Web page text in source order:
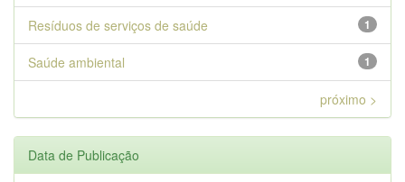
1
Resíduos de serviços de saúde
1
Saúde ambiental
próximo >
Data de Publicação